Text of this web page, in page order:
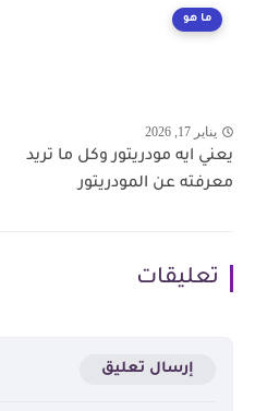
ما هو
يناير 17, 2026
يعني ايه مودريتور وكل ما تريد
معرفته عن المودريتور
تعليقات
إرسال تعليق